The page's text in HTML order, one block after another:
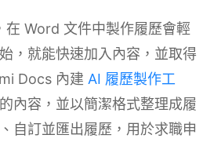
在 Word 文件中製作履歷會輕
，就能快速加入內容，並取得
Docs 內建 AI 履歷製作工
內容，並以簡潔格式整理成履
自訂並匯出履歷，用於求職申